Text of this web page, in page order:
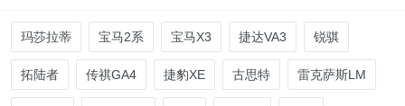
玛莎拉蒂 宝马2系 宝马X3 捷达VA3 锐骐
拓陆者 传祺GA4 捷豹XE 古思特 雷克萨斯LM